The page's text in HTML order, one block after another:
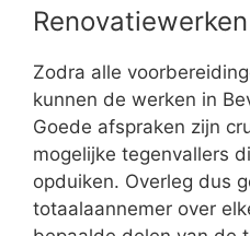
Zodra alle
kunnen de werken in
Goede afspraken zijn
mogelijke tegenvallers
opduiken. Overleg dus
totaalaannemer over